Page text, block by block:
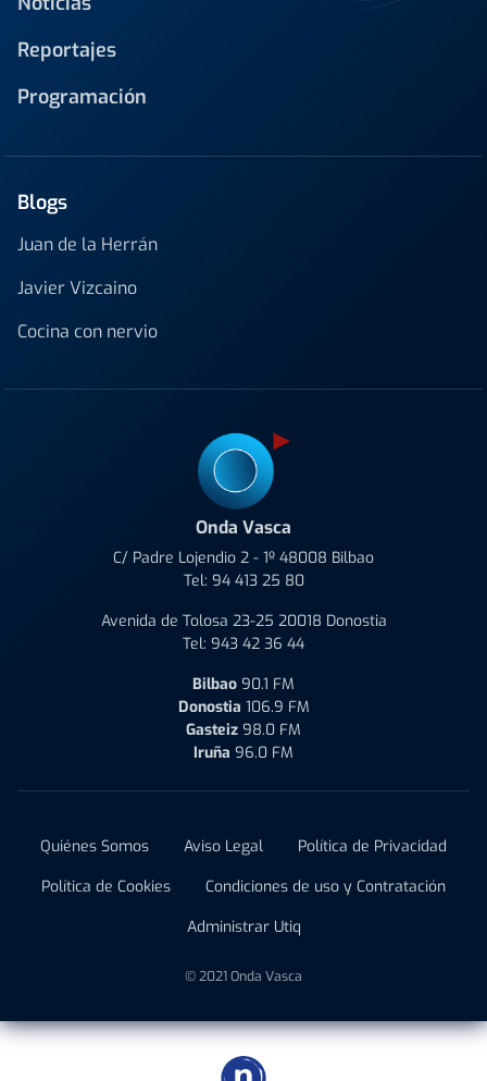
Reportajes
Programación
Blogs
Juan de la Herrán
Javier Vizcaino
Cocina con nervio
Onda Vasca
C/ Padre Lojendio 2 - 1º 48008 Bilbao
Tel: 94 413 25 80
Avenida de Tolosa 23-25 20018 Donostia
Tel: 943 42 36 44
Bilbao 90.1 FM
Donostia 106.9 FM
Gasteiz 98.0 FM
Iruña 96.0 FM
Quiénes Somos Aviso Legal
Política de Privacidad
Política de Cookies
Condiciones de uso y Contratación
Administrar Utiq
© 2021 Onda Vasca